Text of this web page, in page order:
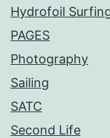
Hydrofoil
PAGES
Photography
Sailing
SATC
Second Life